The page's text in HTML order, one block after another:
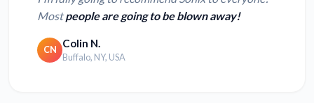
Mostpeople are going to be blown away!
CN Colin N.
Buffalo, NY, USA